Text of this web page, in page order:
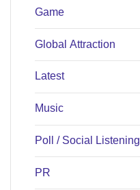
Game
Global Attraction
Latest
Music
Poll / Social Listening
PR